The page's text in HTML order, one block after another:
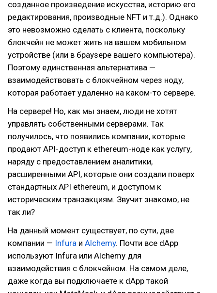
созданное произведение искусства, историю его
редактирования, производные NFT и т.д.). Однако
это невозможно сделать с клиента, поскольку
блокчейн не может жить на вашем мобильном
устройстве (или в браузере вашего компьютера).
Поэтому единственная альтернатива —
взаимодействовать с блокчейном через ноду,
которая работает удаленно на каком-то сервере.
На сервере! Но, как мы знаем, люди не хотят
управлять собственными серверами. Так
получилось, что появились компании, которые
продают API-доступ к ethereum-ноде как услугу,
наряду с предоставлением аналитики,
расширенными API, которые они создали поверх
стандартных API ethereum, и доступом к
историческим транзакциям. Звучит знакомо, не
так ли?
На данный момент существует, по сути, две
компании — Infura и Alchemy. Почти все dApp
используют Infura или Alchemy для
взаимодействия с блокчейном. На самом деле,
даже когда вы подключаете к dApp такой